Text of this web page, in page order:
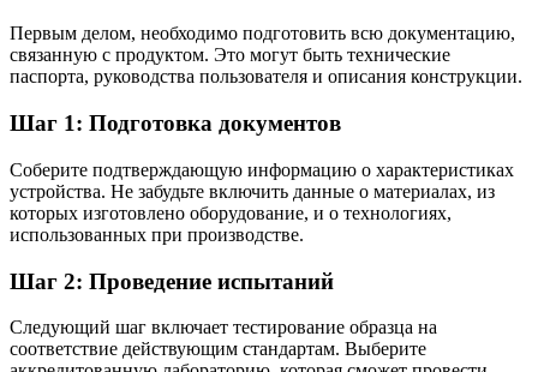
Первым делом, необходимо подготовить всю документацию,
связанную с продуктом. Это могут быть технические
паспорта, руководства пользователя и описания конструкции.
Шаг 1: Подготовка документов
Соберите подтверждающую информацию о характеристиках
устройства. Не забудьте включить данные о материалах, из
которых изготовлено оборудование, и о технологиях,
использованных при производстве.
Шаг 2: Проведение испытаний
Следующий шаг включает тестирование образца на
соответствие действующим стандартам. Выберите